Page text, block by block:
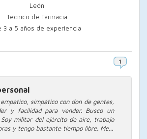
León
Técnico de Farmacia
3 a 5 años de experiencia
simpático con don de gentes,
y facilidad para vender. Busco un
Soy militar del ejército de aire, trabajo
y tengo bastante tiempo libre. Me...